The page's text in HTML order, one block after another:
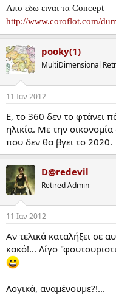
Απο εδω ειναι τα Concept
http://www.coroflot.com/
pooky(1)
MultiDimensional
11 Ιαν 2012
Ε, το 360 δεν το φτάνει
ηλικία. Με την
που δεν θα βγει το 2020.
D@redevil
Retired Admin
11 Ιαν 2012
Αν τελικά καταλήξει σε
κακό!... Λίγο
Λογικά, αναμένουμε?!...